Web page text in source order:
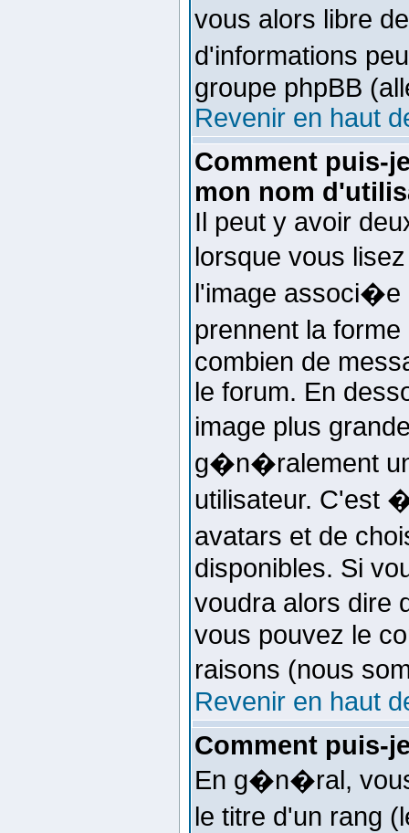
vous alors libre
d'informations
groupe phpBB
Revenir en haut
Comment puis-
mon nom
Il peut y avoir
lorsque vous
l'image
prennent la
combien de
le forum. En
image plus
g�n�ralement
utilisateur. C'est
avatars et de
disponibles. Si
voudra alors dire
vous pouvez le
raisons (nous
Revenir en haut
Comment puis-
En g�n�ral,
le titre d'un rang